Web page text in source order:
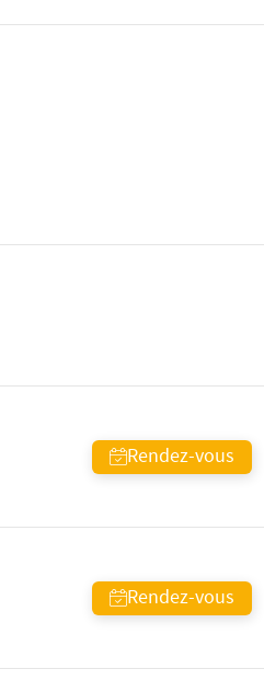
Rendez-vous
Rendez-vous